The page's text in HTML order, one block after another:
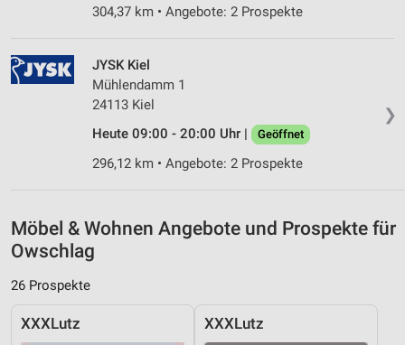
304,37 km • Angebote: 2 Prospekte
❯
JYSK Kiel
Mühlendamm 1
24113 Kiel
Heute 09:00 - 20:00 Uhr |
Geöffnet
296,12 km • Angebote: 2 Prospekte
Möbel & Wohnen Angebote und Prospekte für
Owschlag
26 Prospekte
XXXLutz XXXLutz